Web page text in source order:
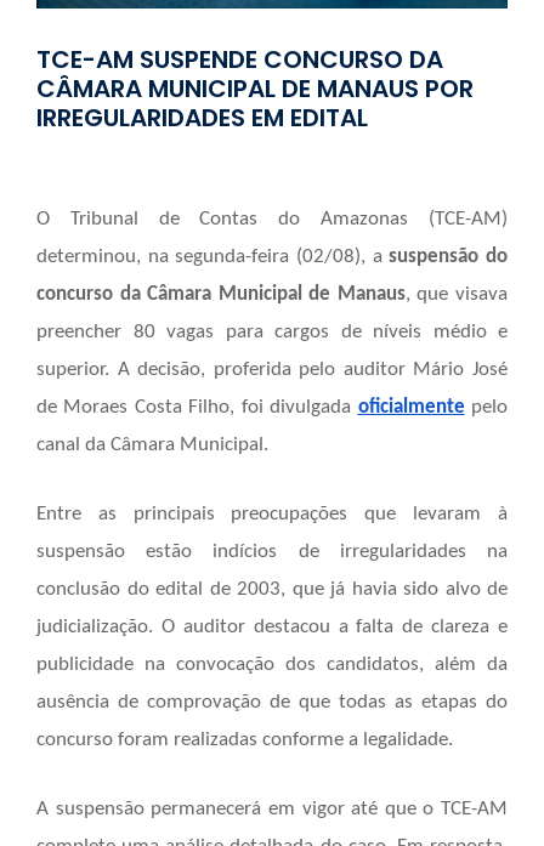
TCE-AM SUSPENDE CONCURSO DA
CÂMARA MUNICIPAL DE MANAUS POR
IRREGULARIDADES EM EDITAL
O Tribunal de Contas do Amazonas (TCE-AM)
determinou, na segunda-feira (02/08), asuspensão do
concurso da Câmara Municipal de Manaus, que visava
preencher 80 vagas para cargos de níveis médio e
superior. A decisão, proferida pelo auditor Mário José
de Moraes Costa Filho, foi divulgada oficialmente pelo
canal da Câmara Municipal.
Entre as principais preocupações que levaram à
suspensão estão indícios de irregularidades na
conclusão do edital de 2003, que já havia sido alvo de
judicialização. O auditor destacou a falta de clareza e
publicidade na convocação dos candidatos, além da
ausência de comprovação de que todas as etapas do
concurso foram realizadas conforme a legalidade.
A suspensão permanecerá em vigor até que o TCE-AM